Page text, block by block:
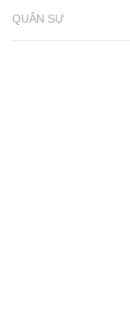
QUÂN SỰ